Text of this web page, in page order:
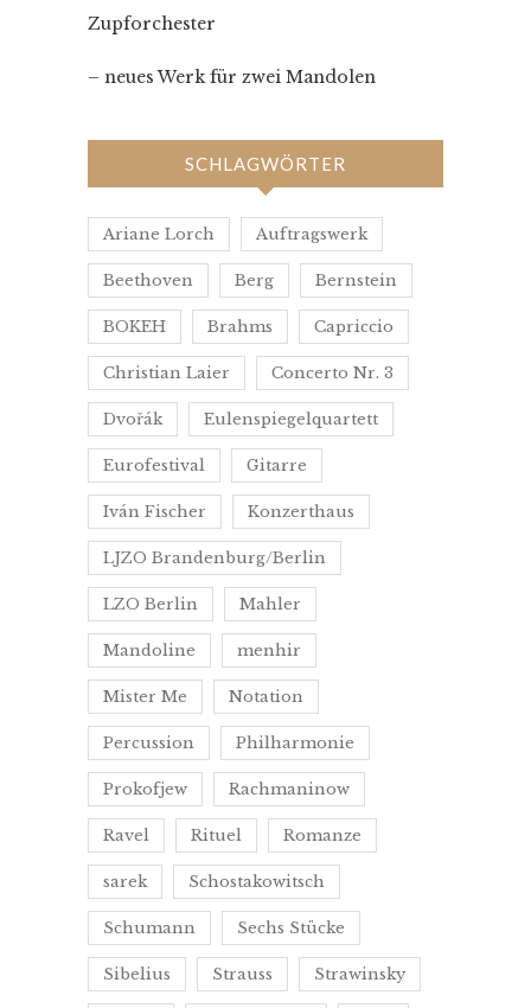
Zupforchester
– neues Werk für zwei Mandolen
SCHLAGWÖRTER
Ariane Lorch Auftragswerk
Beethoven Berg Bernstein
BOKEH Brahms Capriccio
Christian Laier Concerto Nr. 3
Dvořák Eulenspiegelquartett
Eurofestival Gitarre
Iván Fischer Konzerthaus
LJZO Brandenburg/Berlin
LZO Berlin Mahler
Mandoline menhir
Mister Me Notation
Percussion Philharmonie
Prokofjew Rachmaninow
Ravel Rituel Romanze
sarek Schostakowitsch
Schumann Sechs Stücke
Sibelius Strauss Strawinsky